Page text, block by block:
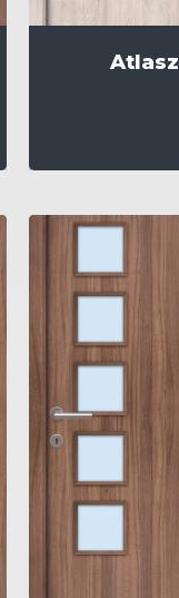
Atlasz